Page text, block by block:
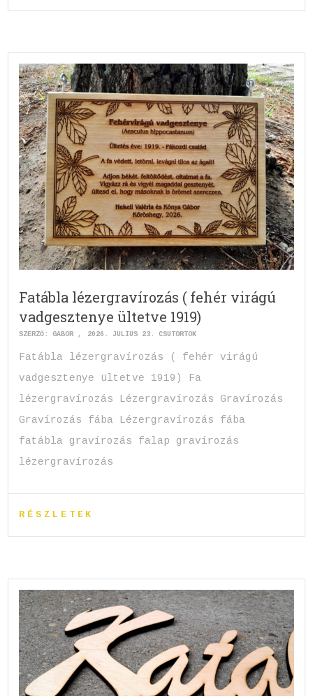
Fatábla lézergravírozás ( fehér virágú
vadgesztenye ültetve 1919)
SZERZŐ:GABOR 2026. JÚLIUS 23. CSÜTÖRTÖK
Fatábla lézergravírozás ( fehér virágú
vadgesztenye ültetve 1919) Fa
lézergravírozás Lézergravírozás Gravírozás
Gravírozás fába Lézergravírozás fába
fatábla gravírozás falap gravírozás
lézergravírozás
RÉSZLETEK